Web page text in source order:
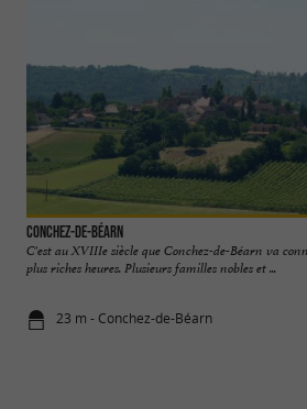
Conchez-de-Béarn
C'est au XVIIIe siècle que Conchez-de-Béarn va
plus riches heures. Plusieurs familles nobles et ...
23 m - Conchez-de-Béarn